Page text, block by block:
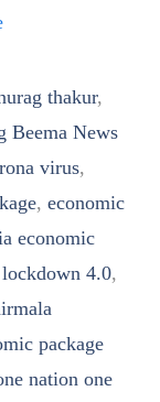
thakur,
Beema News
virus,
, economic
economic
lockdown 4.0,
package
nation one